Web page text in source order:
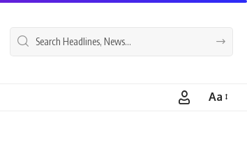
Font
Aa